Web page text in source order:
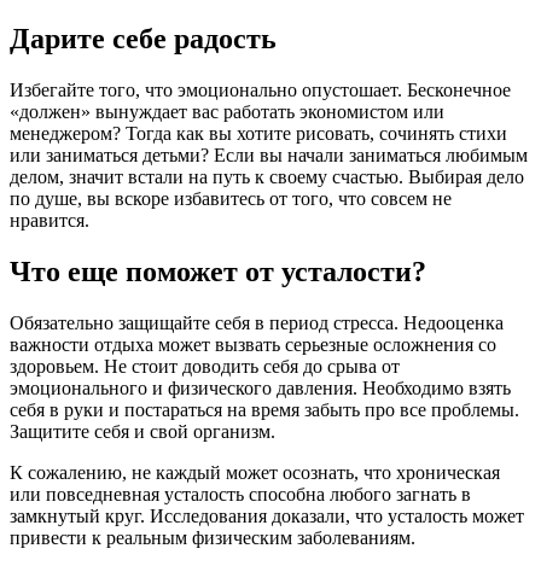
Дарите себе радость
Избегайте того, что эмоционально опустошает. Бесконечное
«должен» вынуждает вас работать экономистом или
менеджером? Тогда как вы хотите рисовать, сочинять стихи
или заниматься детьми? Если вы начали заниматься любимым
делом, значит встали на путь к своему счастью. Выбирая дело
по душе, вы вскоре избавитесь от того, что совсем не
нравится.
Что еще поможет от усталости?
Обязательно защищайте себя в период стресса. Недооценка
важности отдыха может вызвать серьезные осложнения со
здоровьем. Не стоит доводить себя до срыва от
эмоционального и физического давления. Необходимо взять
себя в руки и постараться на время забыть про все проблемы.
Защитите себя и свой организм.
К сожалению, не каждый может осознать, что хроническая
или повседневная усталость способна любого загнать в
замкнутый круг. Исследования доказали, что усталость может
привести к реальным физическим заболеваниям.